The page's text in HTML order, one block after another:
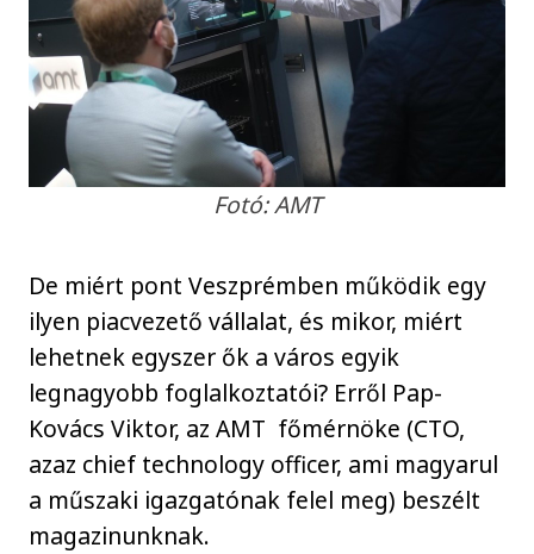
Fotó: AMT
De miért pont Veszprémben működik egy
ilyen piacvezető vállalat, és mikor, miért
lehetnek egyszer ők a város egyik
legnagyobb foglalkoztatói? Erről Pap-
Kovács Viktor, az AMT főmérnöke (CTO,
azaz chief technology officer, ami magyarul
a műszaki igazgatónak felel meg) beszélt
magazinunknak.